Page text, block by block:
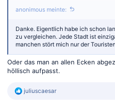
anonimous meinte:
Danke. Eigentlich habe ich schon
zu vergleichen. Jede Stadt ist
manchen stört mich nur der
Oder das man an allen Ecken
höllisch aufpasst.
R
juliuscaesar